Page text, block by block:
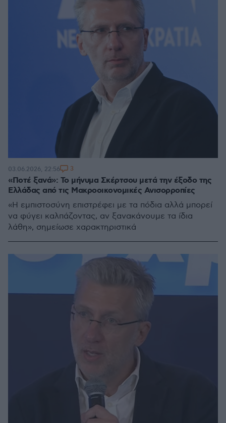
«Ποτέ ξανά»: Το μήνυμα Σκέρτσου μετά την έξοδο της
Ελλάδας από τις Μακροοικονομικές Ανισορροπίες
«Η εμπιστοσύνη επιστρέφει με τα πόδια αλλά μπορεί
να φύγει καλπάζοντας, αν ξανακάνουμε τα ίδια
λάθη», σημείωσε χαρακτηριστικά
03.06.2026, 22:56 3